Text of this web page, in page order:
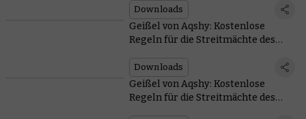
Downloads
Geißel von Aqshy: Kostenlose
Regeln für die Streitmächte des
Downloads
Geißel von Aqshy: Kostenlose
Regeln für die Streitmächte des